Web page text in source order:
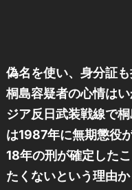
偽名を使い、身分証
桐島容疑者の心情は
ジア反日武装戦線で
は1987年に無期懲役
18年の刑が確定した
たくないという理由